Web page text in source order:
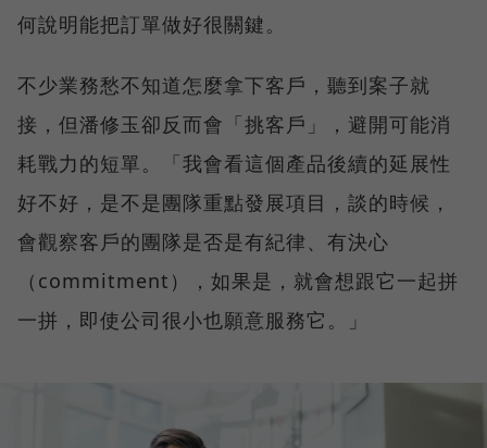
何說明能把訂單做好很關鍵。
不少業務愁不知道怎麼拿下客戶，聽到案子就
接，但潘修玉卻反而會「挑客戶」，避開可能消
耗戰力的短單。「我會看這個產品後續的延展性
好不好，是不是團隊重點發展項目，談的時候，
會觀察客戶的團隊是否是有紀律、有決心
（commitment），如果是，就會想跟它一起拼
一拼，即使公司很小也願意服務它。」